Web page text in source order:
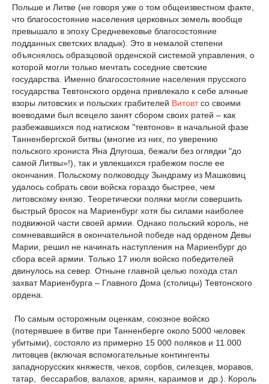
Польше и Литве (не говоря уже о том общеизвестном факте,
что благосостояние населения церковных земель вообще
превышало в эпоху Средневековье благосостояние
подданных светских владык). Это в немалой степени
объяснялось образцовой орденской системой управления, о
которой могли только мечтать соседние светские
государства. Именно благосостояние населения прусского
государства Тевтонского ордена привлекало к себе алчные
взоры литовских и польских грабителей Витовтсо своими
воеводами был всецело занят сбором своих ратей – как
разбежавшихся под натиском "тевтонов» в начальной фазе
Танненбергской битвы (многие из них, по уверению
польского хрониста Яна Длугоша, бежали без оглядки "до
самой Литвы»!), так и увлекшихся грабежом после ее
окончания. Польскому полководцу Зындраму из Машковиц
удалось собрать свои войска гораздо быстрее, чем
литовскому князю. Теоретически поляки могли совершить
быстрый бросок на Мариенбург хотя бы силами наиболее
подвижной части своей армии. Однако польский король, не
сомневавшийся в окончательной победе над орденом Девы
Марии, решил не начинать наступления на Мариенбург до
сбора всей армии. Только 17 июля войско победителей
двинулось на север. Отныне главной целью похода стал
захват Мариенбурга – Главного Дома (столицы) Тевтонского
ордена.
По самым осторожным оценкам, союзное войско
(потерявшее в битве при Танненберге около 5000 человек
убитыми), состояло из примерно 15 000 поляков и 11 000
литовцев (включая вспомогательные контингенты
западнорусских княжеств, чехов, сорбов, силезцев, моравов,
татар, бессарабов, валахов, армян, караимов и др.). Король